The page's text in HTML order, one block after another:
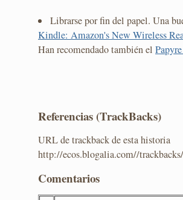
Librarse por fin del papel. Una
Kindle: Amazon's New Wireless
Han recomendado también el
Referencias (TrackBacks)
URL de trackback de esta historia
http://ecos.blogalia.com//
Comentarios